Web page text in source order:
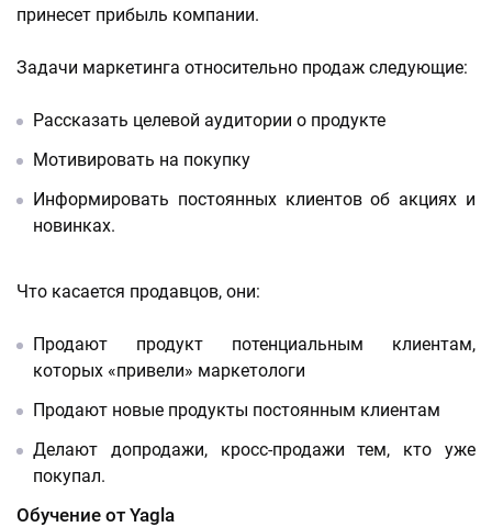
принесет прибыль компании.
Задачи маркетинга относительно продаж следующие:
Рассказать целевой аудитории о продукте
Мотивировать на покупку
Информировать постоянных клиентов об акциях и
новинках.
Что касается продавцов, они:
Продают продукт потенциальным клиентам,
которых «привели» маркетологи
Продают новые продукты постоянным клиентам
Делают допродажи, кросс-продажи тем, кто уже
покупал.
Обучение от Yagla